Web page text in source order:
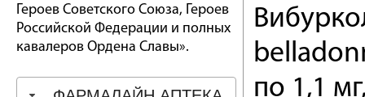
Героев Советского Союза, Героев
Российской Федерации и полных
кавалеров Ордена Славы».
по 1,1